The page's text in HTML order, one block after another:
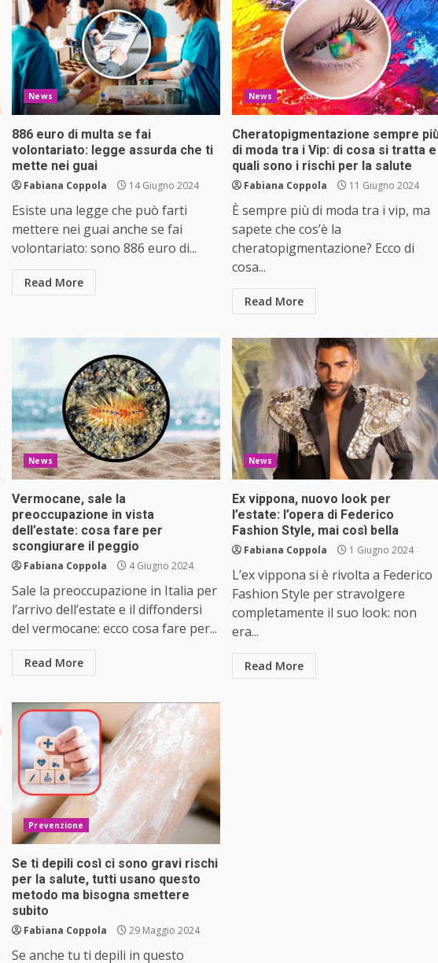
News
886 euro di multa se fai
volontariato: legge assurda che ti
mette nei guai
Fabiana Coppola 14 Giugno 2024
Esiste una legge che può farti
mettere nei guai anche se fai
volontariato: sono 886 euro di...
Read More
News
Cheratopigmentazione sempre
di moda tra i Vip: di cosa si tratta e
quali sono i rischi per la salute
Fabiana Coppola 11 Giugno 2024
È sempre più di moda tra i vip, ma
sapete che cos’è la
cheratopigmentazione? Ecco di
cosa...
Read More
News
Vermocane, sale la
preoccupazione in vista
dell’estate: cosa fare per
scongiurare il peggio
Fabiana Coppola 4 Giugno 2024
Sale la preoccupazione in Italia per
l’arrivo dell’estate e il diffondersi
del vermocane: ecco cosa fare per...
Read More
News
Ex vippona, nuovo look per
l’estate: l’opera di Federico
Fashion Style, mai così bella
Fabiana Coppola 1 Giugno 2024
L’ex vippona si è rivolta a Federico
Fashion Style per stravolgere
completamente il suo look: non
era...
Read More
Prevenzione
Se ti depili così ci sono gravi rischi
per la salute, tutti usano questo
metodo ma bisogna smettere
subito
Fabiana Coppola 29 Maggio 2024
Se anche tu ti depili in questo